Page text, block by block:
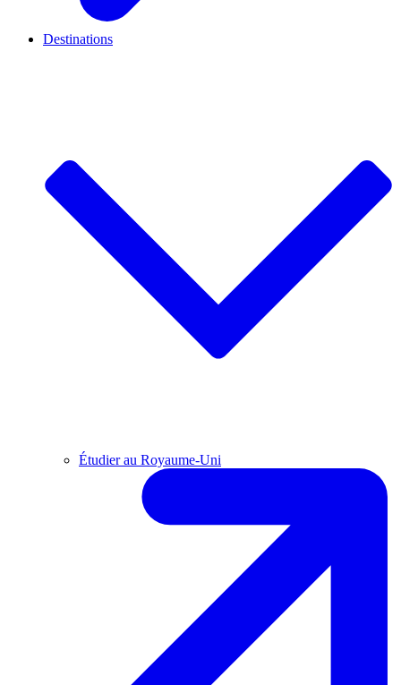
Destinations
Étudier au Royaume-Uni